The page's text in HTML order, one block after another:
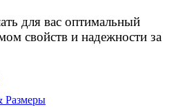
для вас оптимальный
свойств и надежности за
Размеры